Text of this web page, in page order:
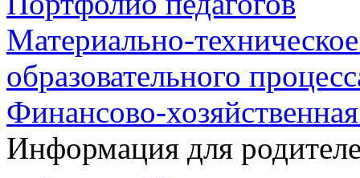
Материально-
образовательного
Финансово-
Информация для